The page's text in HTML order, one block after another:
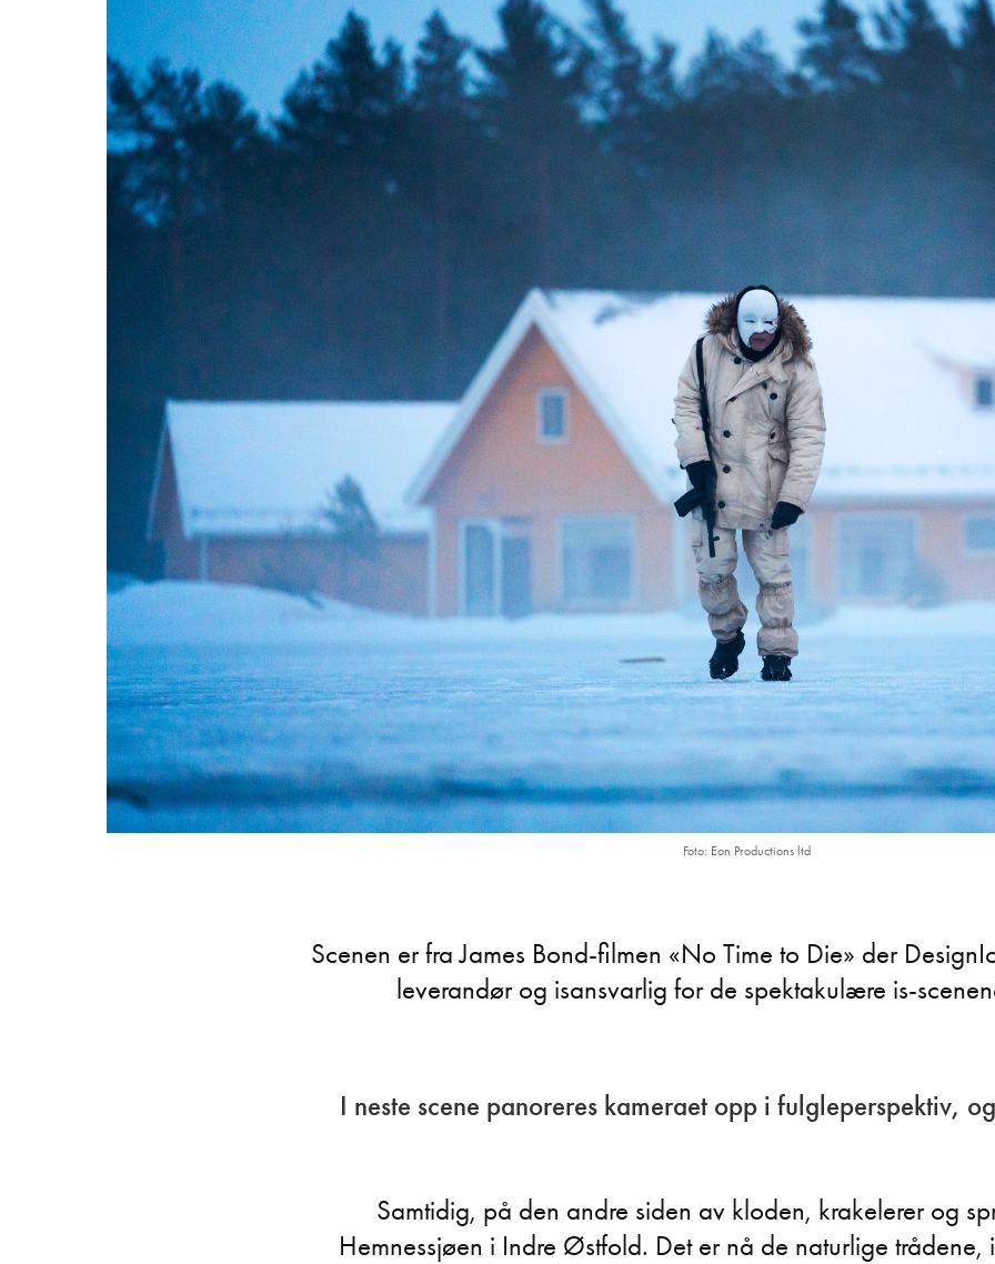
Foto: Eon Productions ltd
Scenen er fra James Bond-filmen «No Time to Die» der
leverandør og isansvarlig for de spektakulære is-
I neste scene panoreres kameraet opp i fulgleperspektiv,
Samtidig, på den andre siden av kloden, krakelerer og
Hemnessjøen i Indre Østfold. Det er nå de naturlige trådene,